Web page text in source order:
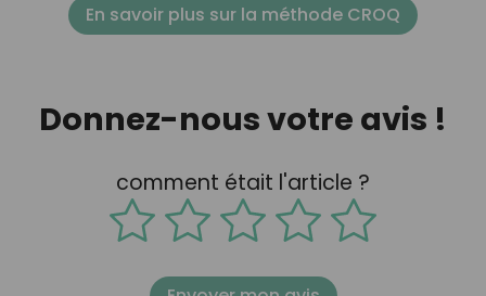
En savoir plus sur la méthode CROQ
Donnez-nous votre avis !
comment était l'article ?